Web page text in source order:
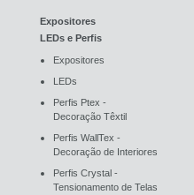
Expositores
LEDs e Perfis
Expositores
LEDs
Perfis Ptex -
Decoração Têxtil
Perfis WallTex -
Decoração de Interiores
Perfis Crystal -
Tensionamento de Telas